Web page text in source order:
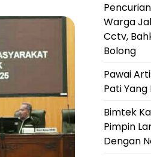
Warga
Cctv,
Bolong
Pawai
Pati Yang
Bimtek
Pimpin
Dengan